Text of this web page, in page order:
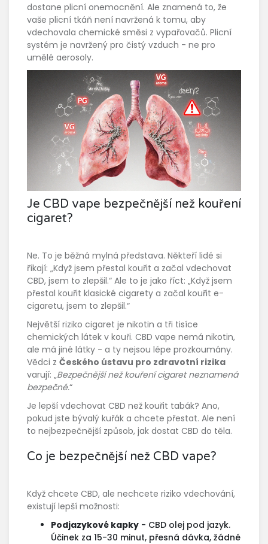
dostane plicní onemocnění. Ale znamená to, že
vaše plicní tkáň není navržená k tomu, aby
vdechovala chemické směsi z vypařovačů. Plicní
systém je navržený pro čistý vzduch - ne pro
umělé aerosoly.
Je CBD vape bezpečnější než kouření
cigaret?
Ne. To je běžná mylná představa. Někteří lidé si
říkají: „Když jsem přestal kouřit a začal vdechovat
CBD, jsem to zlepšil.“ Ale to je jako říct: „Když jsem
přestal kouřit klasické cigarety a začal kouřit e-
cigaretu, jsem to zlepšil.“
Největší riziko cigaret je nikotin a tři tisíce
chemických látek v kouři. CBD vape nemá nikotin,
ale má jiné látky - a ty nejsou lépe prozkoumány.
Vědci z Českého ústavu pro zdravotní rizika
varují: „Bezpečnější než kouření cigaret neznamená
bezpečné.“
Je lepší vdechovat CBD než kouřit tabák? Ano,
pokud jste bývalý kuřák a chcete přestat. Ale není
to nejbezpečnější způsob, jak dostat CBD do těla.
Co je bezpečnější než CBD vape?
Když chcete CBD, ale nechcete riziko vdechování,
existují lepší možnosti:
Podjazykové kapky - CBD olej pod jazyk.
Účinek za 15-30 minut, přesná dávka, žádné